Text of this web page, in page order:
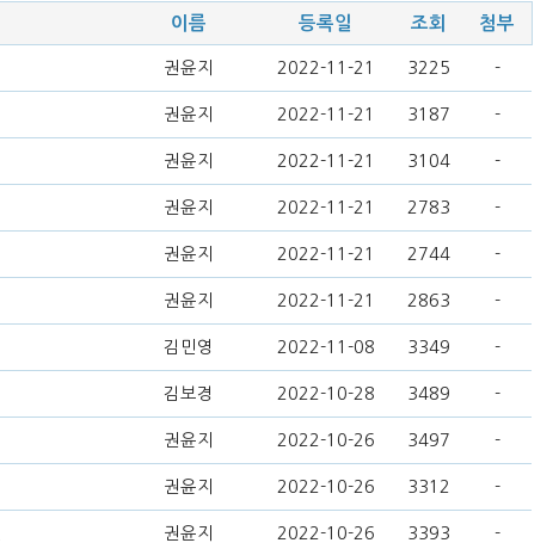
이름 등록일 조회 첨부
권윤지 2022-11-21 3225 -
권윤지 2022-11-21 3187 -
권윤지 2022-11-21 3104 -
권윤지 2022-11-21 2783 -
권윤지 2022-11-21 2744 -
권윤지 2022-11-21 2863 -
김민영 2022-11-08 3349 -
김보경 2022-10-28 3489 -
권윤지 2022-10-26 3497 -
권윤지 2022-10-26 3312 -
권윤지 2022-10-26 3393 -